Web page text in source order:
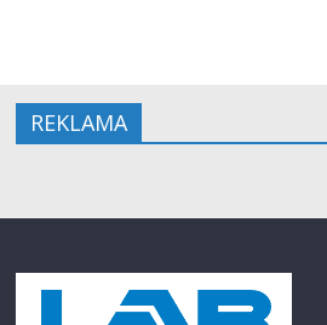
REKLAMA